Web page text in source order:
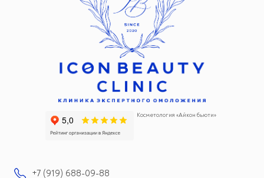
Косметология «Айкон бьюти»
+7 (919) 688-09-88